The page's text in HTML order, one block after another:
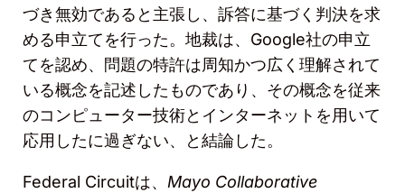
づき無効であると主張し、訴答に基づく判決を求
める申立てを行った。地裁は、 Google社の申立
てを認め、問題の特許は周知かつ広く理解されて
いる概念を記述したものであり、その概念を従来
のコンピューター技術とインターネットを用いて
応用したに過ぎない、と結論した。
Federal Circuitは、 Mayo Collaborative